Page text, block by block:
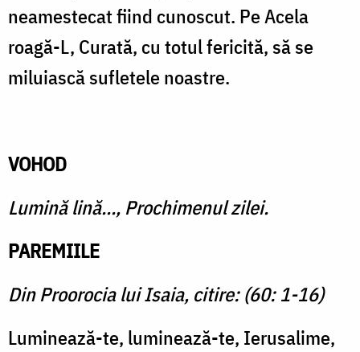
neamestecat fiind cunoscut. Pe Acela
roagă-L, Curată, cu totul fericită, să se
miluiască sufletele noastre.
VOHOD
Lumină lină…, Prochimenul zilei.
PAREMIILE
Din Proorocia lui Isaia, citire: (60: 1-16)
Luminează-te, luminează-te, Ierusalime,